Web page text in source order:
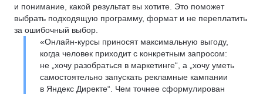
и понимание, какой результат вы хотите. Это поможет
выбрать подходящую программу, формат и не переплатить
за ошибочный выбор.
«Онлайн-курсы приносят максимальную выгоду,
когда человек приходит с конкретным запросом:
не „хочу разобраться в маркетинге“, а „хочу уметь
самостоятельно запускать рекламные кампании
в Яндекс Директе“. Чем точнее сформулирован